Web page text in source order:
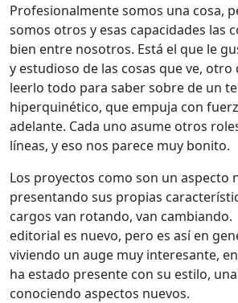
Profesionalmente somos una cosa,
somos otros y esas capacidades las
bien entre nosotros. Está el que le
y estudioso de las cosas que ve, otro
leerlo todo para saber sobre de un
hiperquinético, que empuja con
adelante. Cada uno asume otros
líneas, y eso nos parece muy bonito.
Los proyectos como son un aspecto
presentando sus propias
cargos van rotando, van cambiando.
editorial es nuevo, pero es así en
viviendo un auge muy interesante,
ha estado presente con su estilo,
conociendo aspectos nuevos.